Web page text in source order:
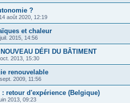
?
août 2020, 12:19
et chaleur
2015, 14:56
DÉFI DU BÂTIMENT
2013, 15:30
renouvelable
2009, 11:56
retour d'expérience (Belgique)
2013, 09:23